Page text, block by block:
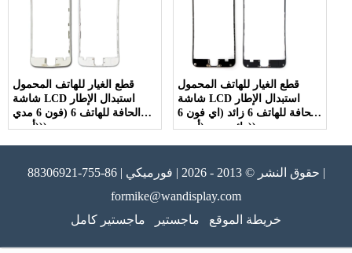
قطع الغيار للهاتف المحمول
شاشة LCD استبدال الإطار
الحافة للهاتف 6 (فون 6 مدي
(أبيض))
قطع الغيار للهاتف المحمول
شاشة LCD استبدال الإطار
الحافة للهاتف 6 زائد (اي فون 6
زائد مدي (أسود))
حقوق النشر © 2013 - 2026 | فورميكي | 86-755-88306921 |
formike@wandisplay.com
خريطة الموقع
ماجستير ماجستير كامل